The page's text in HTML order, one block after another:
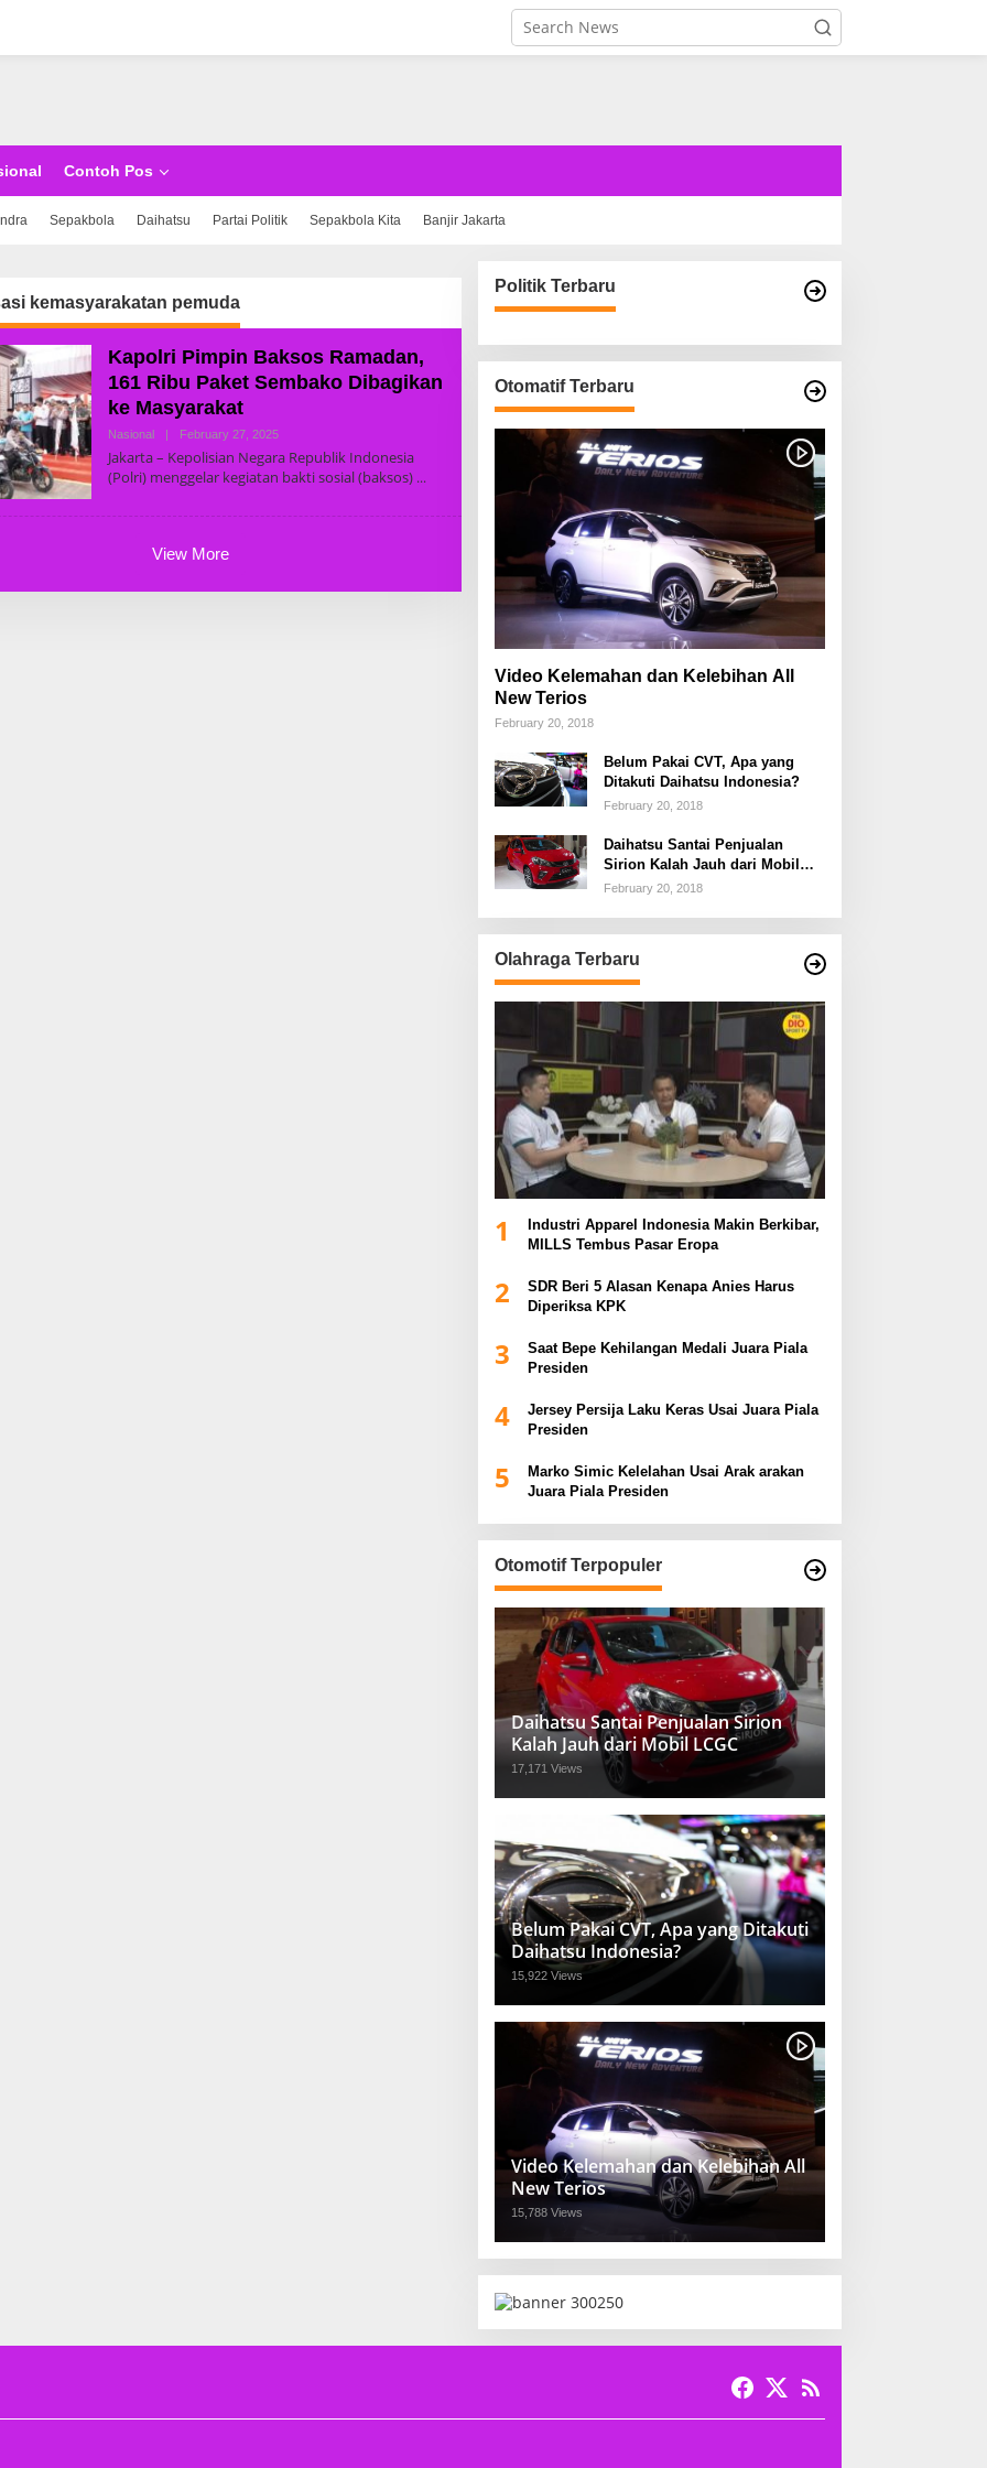
Contoh Pos
Sepakbola Daihatsu Partai Politik Sepakbola Kita Banjir Jakarta
kemasyarakatan pemuda
Kapolri Pimpin Baksos Ramadan,
161 Ribu Paket Sembako Dibagikan
ke Masyarakat
Nasional | February 27, 2025B
R
E
Jakarta – Kepolisian Negara Republik Indonesia
(Polri) menggelar kegiatan bakti sosial (baksos)
View More
Politik Terbaru
Otomatif Terbaru
Video Kelemahan dan Kelebihan All
New Terios
February 20, 2018
Belum Pakai CVT, Apa yang
Ditakuti Daihatsu Indonesia?
February 20, 2018
Daihatsu Santai Penjualan
Sirion Kalah Jauh dari Mobil
LCGC
February 20, 2018
Olahraga Terbaru
1
Industri Apparel Indonesia Makin Berkibar,
MILLS Tembus Pasar Eropa
2
SDR Beri 5 Alasan Kenapa Anies Harus
Diperiksa KPK
3
Saat Bepe Kehilangan Medali Juara Piala
Presiden
4
Jersey Persija Laku Keras Usai Juara Piala
Presiden
5
Marko Simic Kelelahan Usai Arak arakan
Juara Piala Presiden
Otomotif Terpopuler
Daihatsu Santai Penjualan Sirion
Kalah Jauh dari Mobil LCGC
17,171 Views
Belum Pakai CVT, Apa yang Ditakuti
Daihatsu Indonesia?
15,922 Views
Video Kelemahan dan Kelebihan All
New Terios
15,788 Views